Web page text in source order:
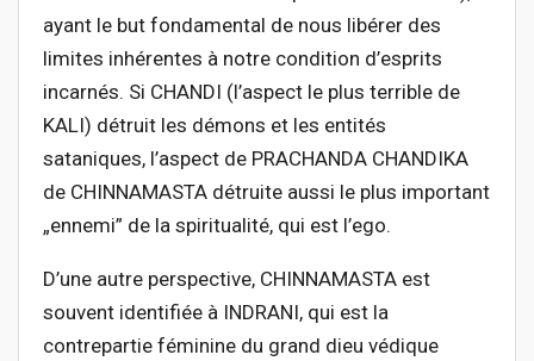
ayant le but fondamental de nous libérer des
limites inhérentes à notre condition d’esprits
incarnés. Si CHANDI (l’aspect le plus terrible de
KALI) détruit les démons et les entités
sataniques, l’aspect de PRACHANDA CHANDIKA
de CHINNAMASTA détruite aussi le plus important
„ennemi” de la spiritualité, qui est l’ego.
D’une autre perspective, CHINNAMASTA est
souvent identifiée à INDRANI, qui est la
contrepartie féminine du grand dieu védique